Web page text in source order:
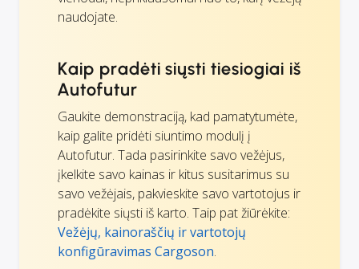
naudojate.
Kaip pradėti siųsti tiesiogiai iš
Autofutur
Gaukite demonstraciją, kad pamatytumėte,
kaip galite pridėti siuntimo modulį į
Autofutur. Tada pasirinkite savo vežėjus,
įkelkite savo kainas ir kitus susitarimus su
savo vežėjais, pakvieskite savo vartotojus ir
pradėkite siųsti iš karto. Taip pat žiūrėkite:
Vežėjų, kainoraščių ir vartotojų
konfigūravimas Cargoson.